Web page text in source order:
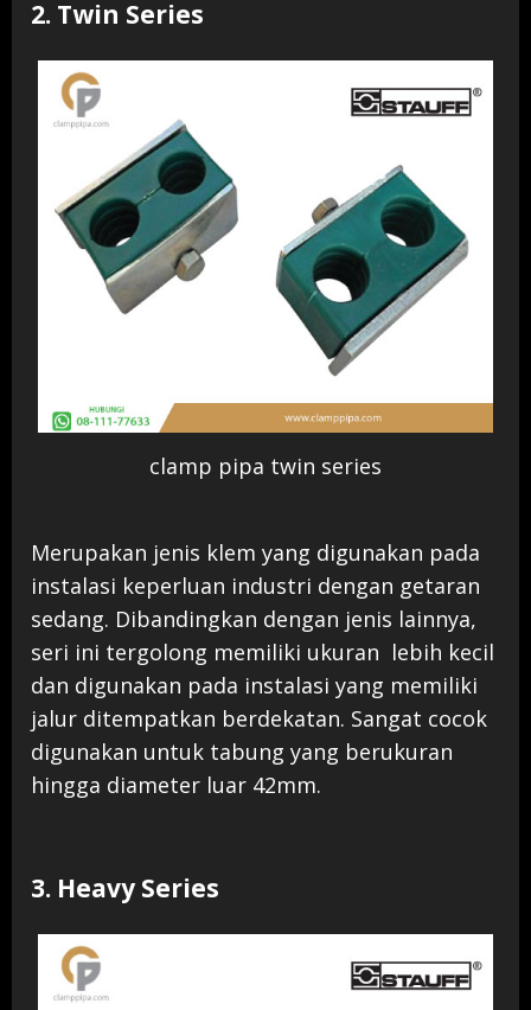
2. Twin Series
clamp pipa twin series
Merupakan jenis klem yang digunakan pada
instalasi keperluan industri dengan getaran
sedang. Dibandingkan dengan jenis lainnya,
seri ini tergolong memiliki ukuran lebih kecil
dan digunakan pada instalasi yang memiliki
jalur ditempatkan berdekatan. Sangat cocok
digunakan untuk tabung yang berukuran
hingga diameter luar 42mm.
3. Heavy Series